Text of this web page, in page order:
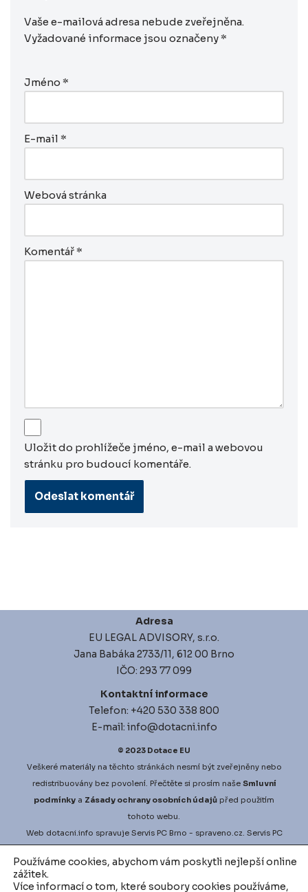
Vaše e-mailová adresa nebude zveřejněna.
Vyžadované informace jsou označeny *
Jméno *
E-mail *
Webová stránka
Komentář *
Uložit do prohlížeče jméno, e-mail a webovou
stránku pro budoucí komentáře.
Adresa
EU LEGAL ADVISORY, s.r.o.
Jana Babáka 2733/11, 612 00 Brno
IČO: 293 77 099
Kontaktní informace
Telefon: +420 530 338 800
E-mail: info@dotacni.info
© 2023 Dotace EU
Veškeré materiály na těchto stránkách nesmí být zveřejněny nebo
redistribuovány bez povolení. Přečtěte si prosím naše Smluvní
podmínky a Zásady ochrany osobních údajů před použitím
tohoto webu.
Web dotacni.info spravuje Servis PC Brno - spraveno.cz. Servis PC
nejlepší možné podmínky pro vaši zakázku.vodni-audit.cza
d igitalni-audit.cz zefektivní činnosti přesně dle vašich potřeb.
Používáme cookies, abychom vám poskytli nejlepší online
zážitek.
Více informací o tom, které soubory cookies používáme,